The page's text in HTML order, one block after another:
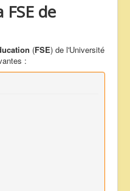
de
(FSE) de l'Université
: